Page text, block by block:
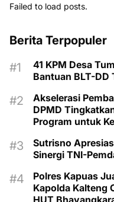
Failed to load posts.
Berita Terpopuler
41 KPM Desa
Bantuan BLT-DD
Akselerasi
DPMD
Program untuk
Sutrisno
Sinergi TNI-
Polres Kapuas
Kapolda Kalteng
HUT